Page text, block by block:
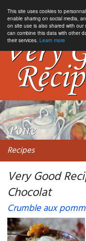
This site uses cookies to
enable sharing on social media,
on site use is also shared with
can combine this data with other
their services. Learn more
Recipes
Very Good
Chocolat
Crumble aux